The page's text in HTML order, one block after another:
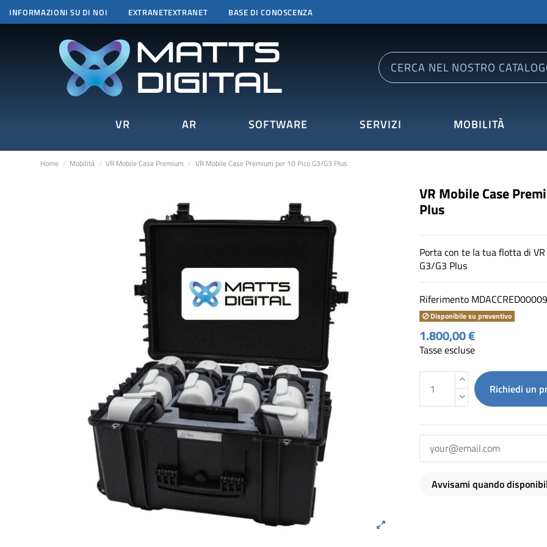
INFORMAZIONI SU DI NOI EXTRANETEXTRANET BASE DI CONOSCENZA
VR AR SOFTWARE SERVIZI MOBILITÀ
Home Mobilità VR Mobile Case Premium VR Mobile Case Premium per 10 Pico G3/G3 Plus
VR Mobile Case
Plus
Porta con te la tua flotta di
G3/G3 Plus
Riferimento
Disponibile su preventivo
1.800,00 €
Tasse escluse
Richiedi un